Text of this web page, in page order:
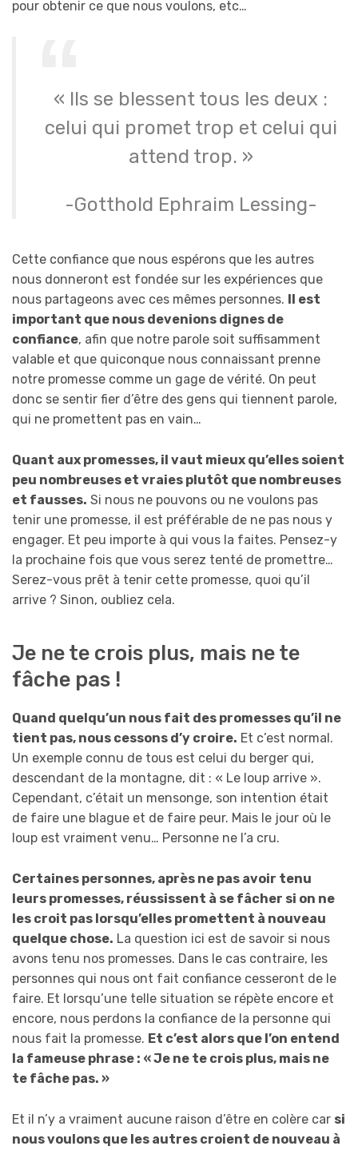
pour obtenir ce que nous voulons, etc…
« Ils se blessent tous les deux :
celui qui promet trop et celui qui
attend trop. »
-Gotthold Ephraim Lessing-
Cette confiance que nous espérons que les autres
nous donneront est fondée sur les expériences que
nous partageons avec ces mêmes personnes. Il est
important que nous devenions dignes de
confiance, afin que notre parole soit suffisamment
valable et que quiconque nous connaissant prenne
notre promesse comme un gage de vérité. On peut
donc se sentir fier d’être des gens qui tiennent parole,
qui ne promettent pas en vain…
Quant aux promesses, il vaut mieux qu’elles soient
peu nombreuses et vraies plutôt que nombreuses
et fausses. Si nous ne pouvons ou ne voulons pas
tenir une promesse, il est préférable de ne pas nous y
engager. Et peu importe à qui vous la faites. Pensez-y
la prochaine fois que vous serez tenté de promettre…
Serez-vous prêt à tenir cette promesse, quoi qu’il
arrive ? Sinon, oubliez cela.
Je ne te crois plus, mais ne te
fâche pas !
Quand quelqu’un nous fait des promesses qu’il ne
tient pas, nous cessons d’y croire. Et c’est normal.
Un exemple connu de tous est celui du berger qui,
descendant de la montagne, dit : « Le loup arrive ».
Cependant, c’était un mensonge, son intention était
de faire une blague et de faire peur. Mais le jour où le
loup est vraiment venu… Personne ne l’a cru.
Certaines personnes, après ne pas avoir tenu
leurs promesses, réussissent à se fâcher si on ne
les croit pas lorsqu’elles promettent à nouveau
quelque chose. La question ici est de savoir si nous
avons tenu nos promesses. Dans le cas contraire, les
personnes qui nous ont fait confiance cesseront de le
faire. Et lorsqu’une telle situation se répète encore et
encore, nous perdons la confiance de la personne qui
nous fait la promesse. Et c’est alors que l’on entend
la fameuse phrase : « Je ne te crois plus, mais ne
te fâche pas. »
Et il n’y a vraiment aucune raison d’être en colère car si
nous voulons que les autres croient de nouveau à